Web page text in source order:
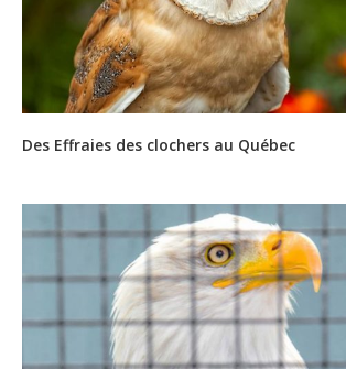
Des Effraies des clochers au Québec